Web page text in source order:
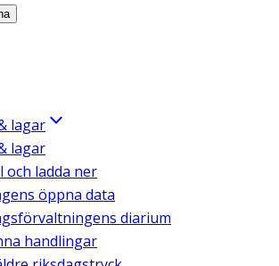
lagar
lagar
och ladda ner
öppna data
diarium
handlingar